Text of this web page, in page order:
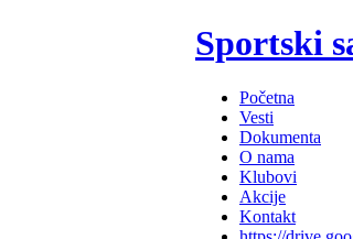
Sportski
Početna
Vesti
Dokumenta
O nama
Klubovi
Akcije
Kontakt